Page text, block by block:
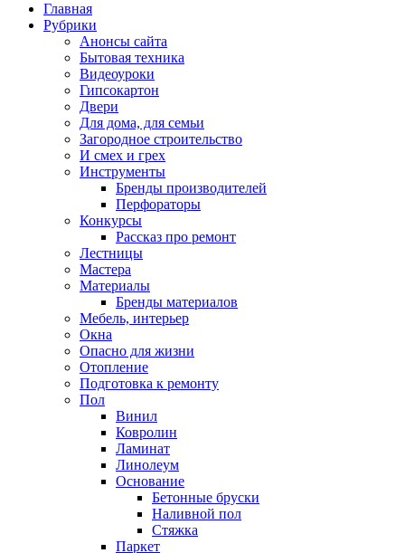
Главная
Рубрики
Анонсы сайта
Бытовая техника
Видеоуроки
Гипсокартон
Двери
Для дома, для семьи
Загородное строительство
И смех и грех
Инструменты
Бренды производителей
Перфораторы
Конкурсы
Рассказ про ремонт
Лестницы
Мастера
Материалы
Бренды материалов
Мебель, интерьер
Окна
Опасно для жизни
Отопление
Подготовка к ремонту
Пол
Винил
Ковролин
Ламинат
Линолеум
Основание
Бетонные бруски
Наливной пол
Стяжка
Паркет